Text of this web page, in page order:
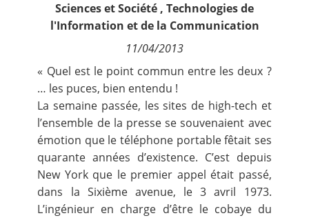
ContactSciences et Société , Technologies de
l'Information et de la Communication
11/04/2013
« Quel est le point commun entre les deux ?
… les puces, bien entendu !
La semaine passée, les sites de high-tech et
l’ensemble de la presse se souvenaient avec
émotion que le téléphone portable fêtait ses
quarante années d’existence. C’est depuis
New York que le premier appel était passé,
dans la Sixième avenue, le 3 avril 1973.
L’ingénieur en charge d’être le cobaye du